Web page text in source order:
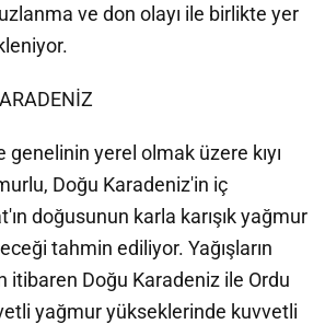
ve don olayı ile birlikte yer
genelinin yerel olmak üzere kıyı
Doğu Karadeniz'in iç
doğusunun karla karışık yağmur
tahmin ediliyor. Yağışların
itibaren Doğu Karadeniz ile Ordu
yağmur yükseklerinde kuvvetli